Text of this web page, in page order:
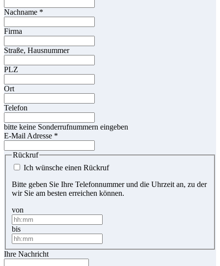
Nachname *
Firma
Straße, Hausnummer
PLZ
Ort
Telefon
bitte keine Sonderrufnummern eingeben
E-Mail Adresse *
Rückruf
Ich wünsche einen Rückruf
Bitte geben Sie Ihre Telefonnummer und die Uhrzeit an, zu der
wir Sie am besten erreichen können.
von
bis
Ihre Nachricht